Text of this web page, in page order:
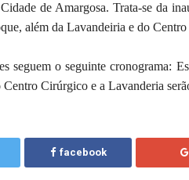
de Amargosa. Trata-se da
além da Lavandeiria e do
seguem o seguinte cronograma:
Centro Cirúrgico e a Lavanderia
facebook